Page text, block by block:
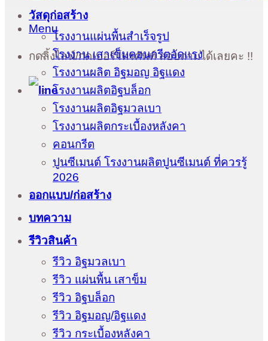
Menu
กดลิ้งไลน์/กดเบอร์โทรศัพท์ สอบถามได้เลยคะ !!
วัสดุก่อสร้าง
โรงงานแผ่นพื้นสำเร็จรูป
โรงงาน เสาเข็มคอนกรีตอัดแรง
โรงงานผลิต อิฐมอญ อิฐแดง
โรงงานผลิตอิฐบล็อก
โรงงานผลิตอิฐมวลเบา
โรงงานผลิตกระเบื้องหลังคา
คอนกรีต
ปูนซีเมนต์ โรงงานผลิตปูนซีเมนต์ ที่ควรรู้
2026
ออกแบบ/ก่อสร้าง
บทความ
รีวิวสินค้า
รีวิว อิฐมวลเบา
รีวิว แผ่นพื้น เสาข็ม
รีวิว อิฐบล็อก
รีวิว อิฐมอญ/อิฐแดง
รีวิว กระเบื้องหลังคา